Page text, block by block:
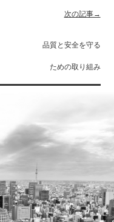
次の記事→
品質と安全を守る
ための取り組み